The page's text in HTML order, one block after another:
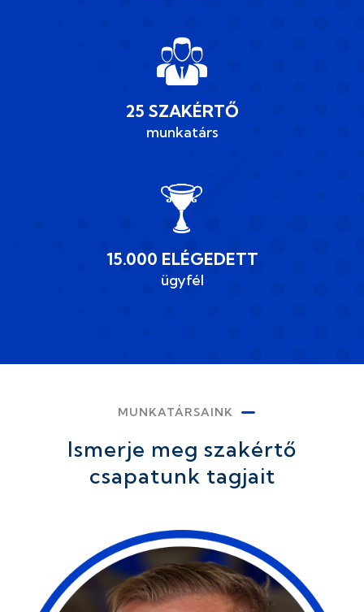
25 SZAKÉRTŐ
munkatárs
15.000 ELÉGEDETT
ügyfél
MUNKATÁRSAINK
Ismerje meg szakértő
csapatunk tagjait